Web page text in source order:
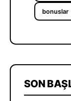
bonuslar
SON